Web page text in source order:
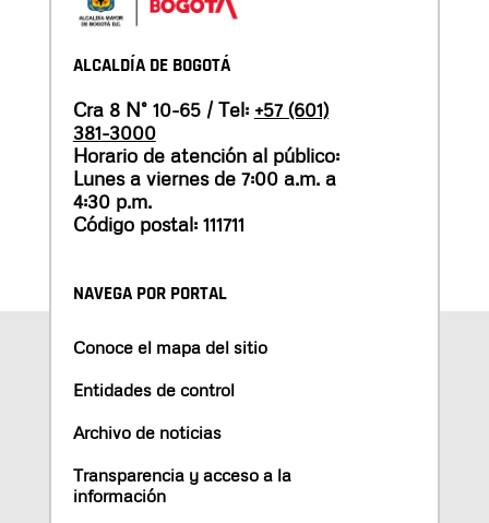
ALCALDÍA DE BOGOTÁ
Cra 8 N° 10-65 / Tel: +57 (601)
381-3000
Horario de atención al público:
Lunes a viernes de 7:00 a.m. a
4:30 p.m.
Código postal: 111711
NAVEGA POR PORTAL
Conoce el mapa del sitio
Entidades de control
Archivo de noticias
Transparencia y acceso a la
información